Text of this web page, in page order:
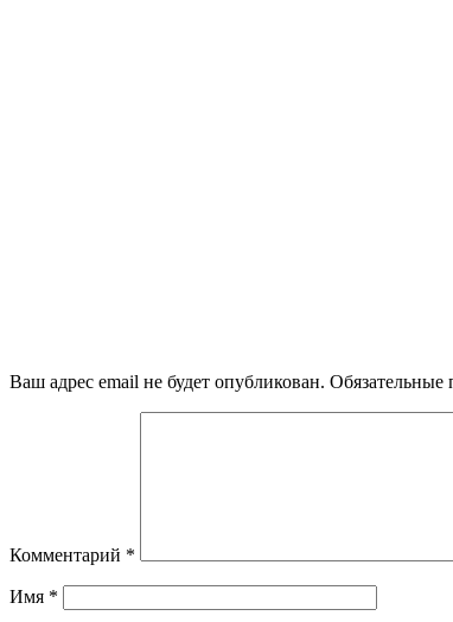
Ваш адрес email не будет опубликован. Обязательные
Комментарий *
Имя *